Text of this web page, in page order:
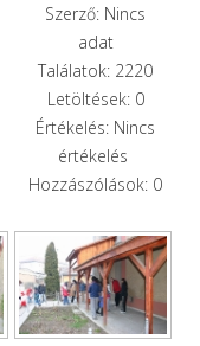
Szerző: Nincs
adat
Találatok: 2220
Letöltések: 0
Értékelés: Nincs
értékelés
Hozzászólások: 0